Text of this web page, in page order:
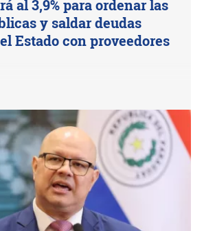
al 3,9% para ordenar las
y saldar deudas
Estado con proveedores